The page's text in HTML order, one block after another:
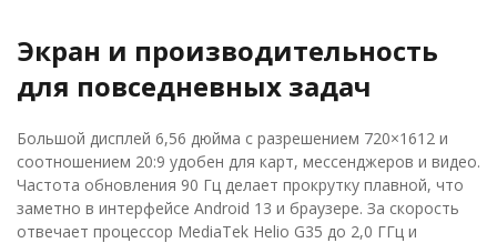
Экран и производительность
для повседневных задач
Большой дисплей 6,56 дюйма с разрешением 720×1612 и
соотношением 20:9 удобен для карт, мессенджеров и видео.
Частота обновления 90 Гц делает прокрутку плавной, что
заметно в интерфейсе Android 13 и браузере. За скорость
отвечает процессор MediaTek Helio G35 до 2,0 ГГц и